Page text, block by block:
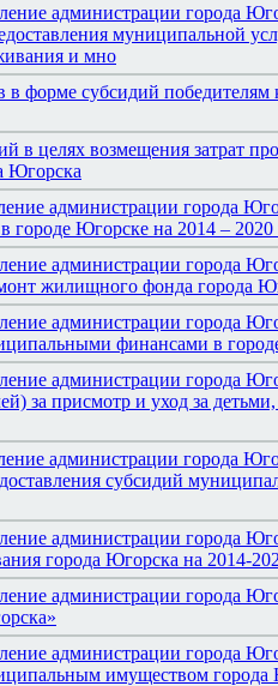
администрации города
и мно
в форме субсидий
в целях возмещения затрат
Югорска
администрации города
городе Югорске на 2014 –
администрации города
жилищного фонда города
администрации города
финансами в
администрации города
за присмотр и уход за
администрации города
субсидий
администрации города
города Югорска на 2014-
администрации города
администрации города
имуществом города